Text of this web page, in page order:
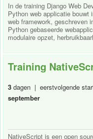
In de training Django Web
Python web applicatie bouwt
web framework, geschreven
Python gebaseerde
modulaire opzet,
Training
3 dagen | eerstvolgende
september
NativeScript is een open